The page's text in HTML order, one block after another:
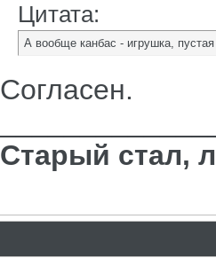
Цитата:
А вообще канбас - игрушка, пустая
Согласен.
Старый стал,